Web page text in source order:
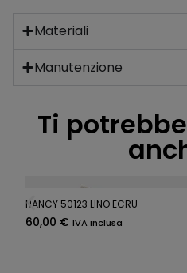
Materiali
Manutenzione
Ti
NANCY 50123 LINO ECRU
60,00 € IVA inclusa